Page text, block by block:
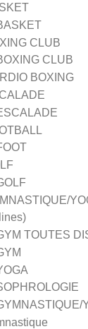
CLUB
CLUB
BOXING
TOUTES